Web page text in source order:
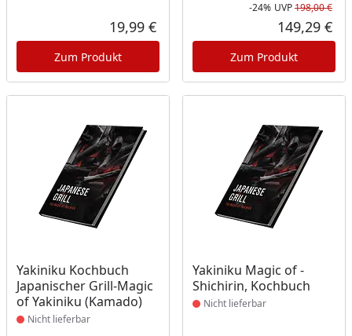
Aktueller Preis
19,99 €
Zum Produkt
-24% UVP198,00 €
149,29 €
Zum Produkt
Yakiniku Kochbuch
Japanischer Grill-Magic
of Yakiniku (Kamado)
Produkt nicht lieferbar
Nicht lieferbar
Yakiniku Magic of -
Shichirin, Kochbuch
Produkt nicht lieferbar
Nicht lieferbar